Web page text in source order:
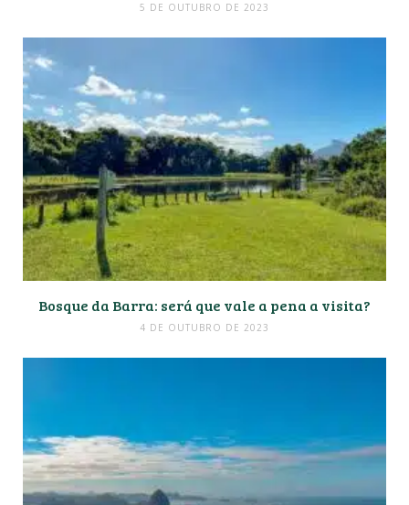
5 DE OUTUBRO DE 2023
Bosque da Barra: será que vale a pena a visita?
4 DE OUTUBRO DE 2023